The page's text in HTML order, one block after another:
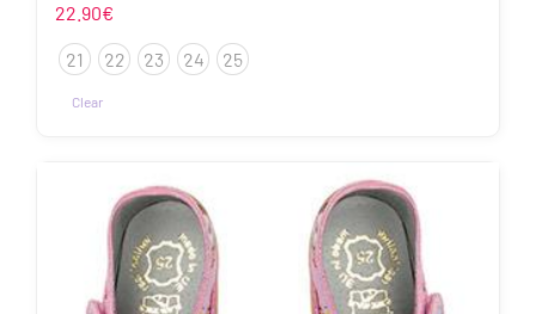
22.90€
21 22 23 24 25
Clear
varianti.
Valikuid
saab